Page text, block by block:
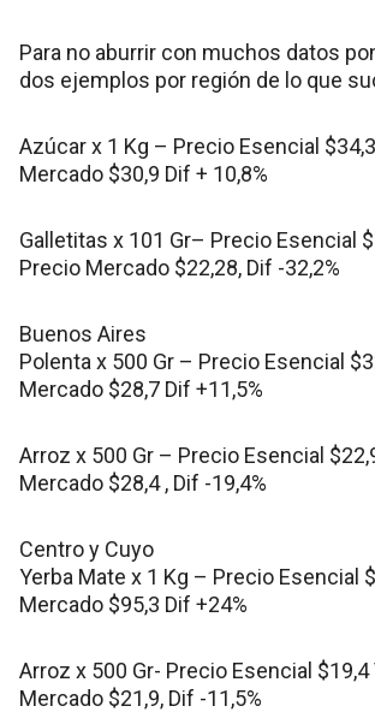
Para no aburrir con muchos datos
dos ejemplos por región de lo que
Azúcar x 1 Kg – Precio Esencial
Mercado $30,9 Dif + 10,8%
Galletitas x 101 Gr– Precio Esencial
Precio Mercado $22,28, Dif -32,2%
Buenos Aires
Polenta x 500 Gr – Precio Esencial
Mercado $28,7 Dif +11,5%
Arroz x 500 Gr – Precio Esencial
Mercado $28,4 , Dif -19,4%
Centro y Cuyo
Yerba Mate x 1 Kg – Precio Esencial
Mercado $95,3 Dif +24%
Arroz x 500 Gr- Precio Esencial
Mercado $21,9, Dif -11,5%